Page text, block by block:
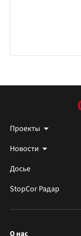
Проекты
Новости
Досье
StopCor Радар
О нас